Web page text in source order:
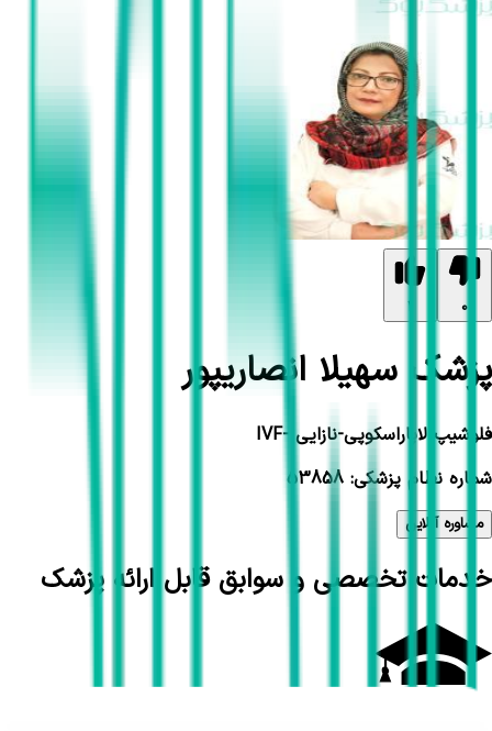
0
1
پزشک سهیلا انصاریپور
فلوشیپ لاپاراسکوپی-نازایی -IVF
شماره نظام پزشکی: 53858
مشاوره آنلاین
خدمات تخصصی و سوابق قابل ارائه پزشک